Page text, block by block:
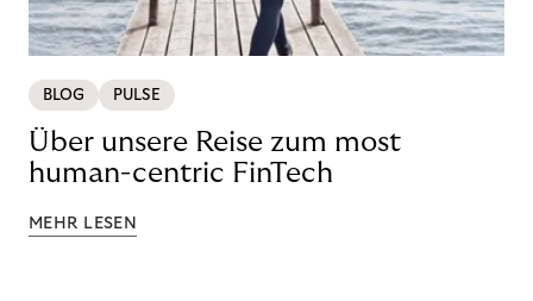
BLOG PULSE
Über unsere Reise zum most
human-centric FinTech
MEHR LESEN